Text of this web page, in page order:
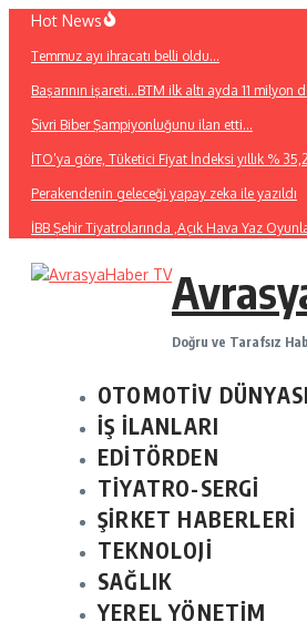
İçeriğe
Hot News
Temmuz ayı ihracatı belli oldu…
Başarının işareti…BTM ilk altı ayda 11 milyon
Sivri Biber Şampiyonluğunu ilan etti…
İTO’ya göre, Tüketici Fiyat İndeksi yıllık %
Perakendenin geleceği yapay zeka ile yazıldı
İBB Şehir Tiyatrolarında ,Açık Hava Yaz
Doğru ve Tarafsız
OTOMOTİV DÜNYASI
İŞ İLANLARI
EDİTÖRDEN
TİYATRO-SERGİ
ŞİRKET HABERLERİ
TEKNOLOJİ
SAĞLIK
YEREL YÖNETİM